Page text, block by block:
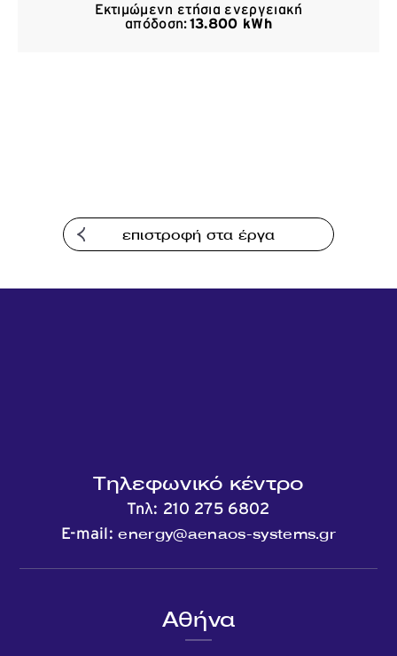
Εκτιμώμενη ετήσια ενεργειακή
απόδοση:13.800 kWh
επιστροφή στα έργα
Τηλεφωνικό κέντρο
Τηλ: 210 275 6802
E-mail:energy@aenaos-systems.gr
Αθήνα